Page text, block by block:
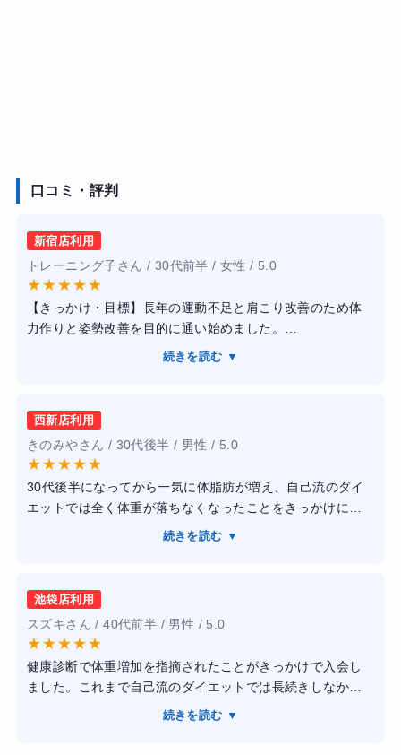
口コミ・評判
新宿店利用
トレーニング子さん / 30代前半 / 女性 / 5.0
★★★★★
【きっかけ・目標】長年の運動不足と肩こり改善のため体
力作りと姿勢改善を目的に通い始めました。
【感想】トレーナーの方は一人ひとりの体力や目標に合わ
備も整っており快適にトレーニングができます。
【結果・変化】3か月で体のコリが軽減され体力も向上しま
した。さらに自宅でもできるストレッチやトレーニング方
法を教えてもらえたため生活習慣の改善にもつながりまし
た。
続きを読む ▼
西新店利用
きのみやさん / 30代後半 / 男性 / 5.0
★★★★★
30代後半になってから一気に体脂肪が増え、自己流のダイ
エットでは全く体重が落ちなくなったことをきっかけに、
プロの力を借りようと一念発起して通い始めました。目標
パーソナルジムは敷居が高いイメージがありましたが、か
たぎり塾のトレーナーさんは非常に物腰が柔らかく、私の
体力レベルに合わせて無理のないメニューを組んでくれた
ので、運動が苦手な私でも毎回楽しく続けられました。マ
シンの使い方のコツや、どこの筋肉に効いているかを言葉
で分かりやすく言語化して指導してもらえるため、効率よ
続きを読む ▼
池袋店利用
スズキさん / 40代前半 / 男性 / 5.0
★★★★★
健康診断で体重増加を指摘されたことがきっかけで入会し
ました。これまで自己流のダイエットでは長続きしなかっ
たため、正しいトレーニング方法と食事管理を学ぶことを
続きを読む ▼